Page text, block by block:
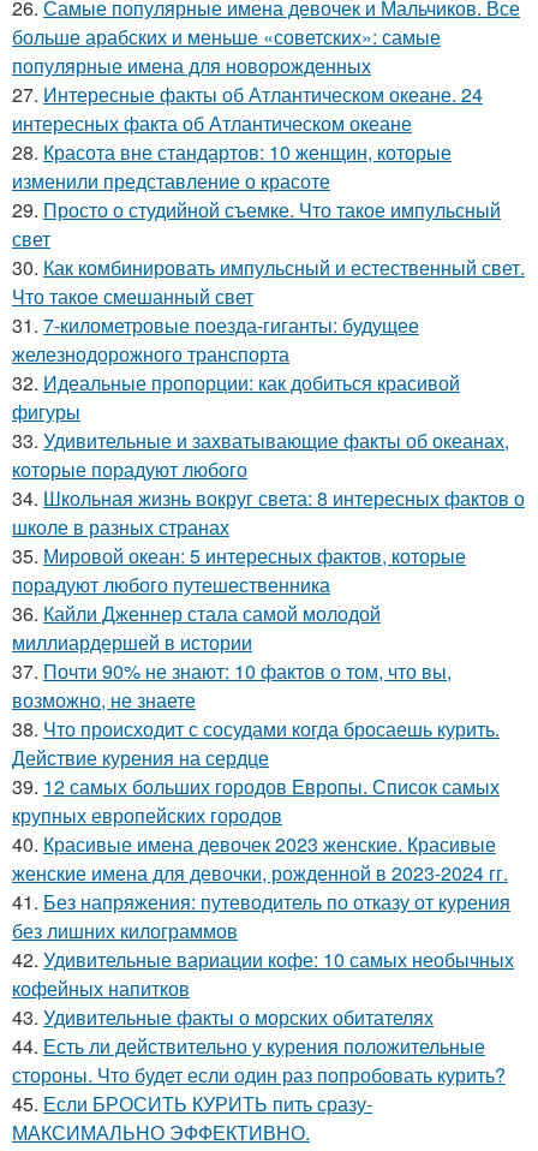
26. Самые популярные имена девочек и Мальчиков. Все
больше арабских и меньше «советских»: самые
популярные имена для новорожденных
27. Интересные факты об Атлантическом океане. 24
интересных факта об Атлантическом океане
28. Красота вне стандартов: 10 женщин, которые
изменили представление о красоте
29. Просто о студийной съемке. Что такое импульсный
свет
30. Как комбинировать импульсный и естественный свет.
Что такое смешанный свет
31. 7-километровые поезда-гиганты: будущее
железнодорожного транспорта
32. Идеальные пропорции: как добиться красивой
фигуры
33. Удивительные и захватывающие факты об океанах,
которые порадуют любого
34. Школьная жизнь вокруг света: 8 интересных фактов о
школе в разных странах
35. Мировой океан: 5 интересных фактов, которые
порадуют любого путешественника
36. Кайли Дженнер стала самой молодой
миллиардершей в истории
37. Почти 90% не знают: 10 фактов о том, что вы,
возможно, не знаете
38. Что происходит с сосудами когда бросаешь курить.
Действие курения на сердце
39. 12 самых больших городов Европы. Список самых
крупных европейских городов
40. Красивые имена девочек 2023 женские. Красивые
женские имена для девочки, рожденной в 2023-2024 гг.
41. Без напряжения: путеводитель по отказу от курения
без лишних килограммов
42. Удивительные вариации кофе: 10 самых необычных
кофейных напитков
43. Удивительные факты о морских обитателях
44. Есть ли действительно у курения положительные
стороны. Что будет если один раз попробовать курить?
45. Если БРОСИТЬ КУРИТЬ пить сразу-
МАКСИМАЛЬНО ЭФФЕКТИВНО.